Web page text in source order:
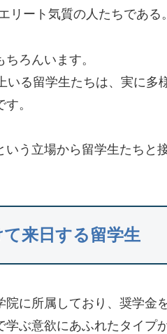
リート気質の人たちである。
ちろんいます。
いる留学生たちは、実に
。
いう立場から留学生たちと
来日する留学生
院に所属しており、奨学金
ぶ意欲にあふれたタイプ